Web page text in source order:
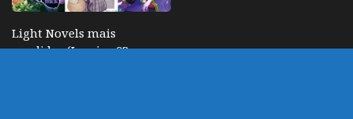
Light Novels mais
vendidas (Janeiro 03 –